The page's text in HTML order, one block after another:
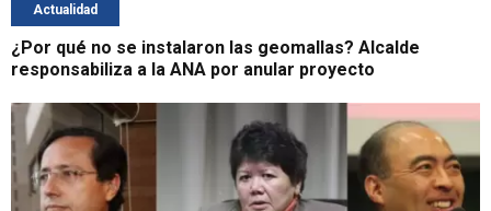
Actualidad
¿Por qué no se instalaron las geomallas? Alcalde
responsabiliza a la ANA por anular proyecto